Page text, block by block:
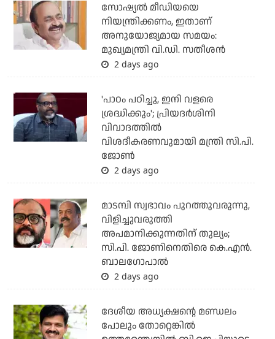
സോഷ്യല്‍ മീഡിയയെ
നിയന്ത്രിക്കണം, ഇതാണ്
അനുയോജ്യമായ സമയം:
മുഖ്യമന്ത്രി വി.ഡി. സതീശന്‍
2 days ago
'പാഠം പഠിച്ചു, ഇനി വളരെ
ശ്രദ്ധിക്കും'; പ്രിയദര്‍ശിനി
വിവാദത്തില്‍
വിശദീകരണവുമായി മന്ത്രി സി.പി.
ജോണ്‍
2 days ago
മാടമ്പി സ്വഭാവം പുറത്തുവരുന്നു,
വിളിച്ചുവരുത്തി
അപമാനിക്കുന്നതിന് തുല്യം;
സി.പി. ജോണിനെതിരെ കെ.എന്‍.
ബാലഗോപാല്‍
2 days ago
ദേശീയ അധ്യക്ഷന്റെ മണ്ഡലം
പോലും തോറ്റെങ്കില്‍